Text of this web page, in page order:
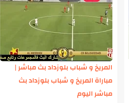
المريخ و شباب بلوزداد بث مباشر |
مباراة المريخ و شباب بلوزداد بث
مباشر اليوم